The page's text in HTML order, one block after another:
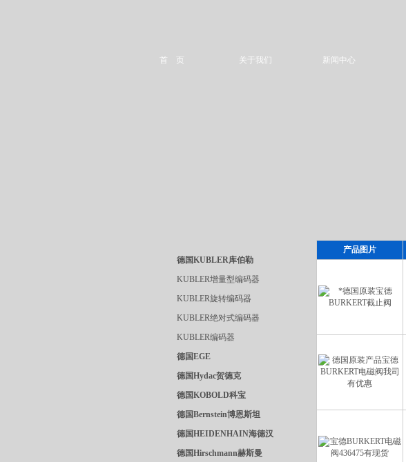
首 页 关于我们 新闻中心
德国KUBLER库伯勒
KUBLER增量型编码器
KUBLER旋转编码器
KUBLER绝对式编码器
KUBLER编码器
德国EGE
德国Hydac贺德克
德国KOBOLD科宝
德国Bernstein博恩斯坦
德国HEIDENHAIN海德汉
德国Hirschmann赫斯曼
产品图片